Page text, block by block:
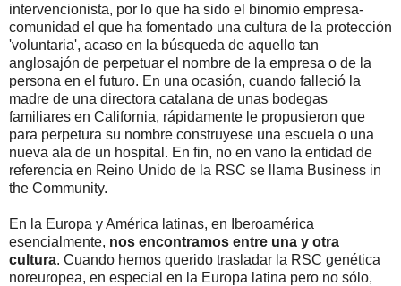
intervencionista, por lo que ha sido el binomio empresa-
comunidad el que ha fomentado una cultura de la protección
'voluntaria', acaso en la búsqueda de aquello tan
anglosajón de perpetuar el nombre de la empresa o de la
persona en el futuro. En una ocasión, cuando falleció la
madre de una directora catalana de unas bodegas
familiares en California, rápidamente le propusieron que
para perpetura su nombre construyese una escuela o una
nueva ala de un hospital. En fin, no en vano la entidad de
referencia en Reino Unido de la RSC se llama Business in
the Community.
En la Europa y América latinas, en Iberoamérica
esencialmente, nos encontramos entre una y otra
cultura. Cuando hemos querido trasladar la RSC genética
noreuropea, en especial en la Europa latina pero no sólo,